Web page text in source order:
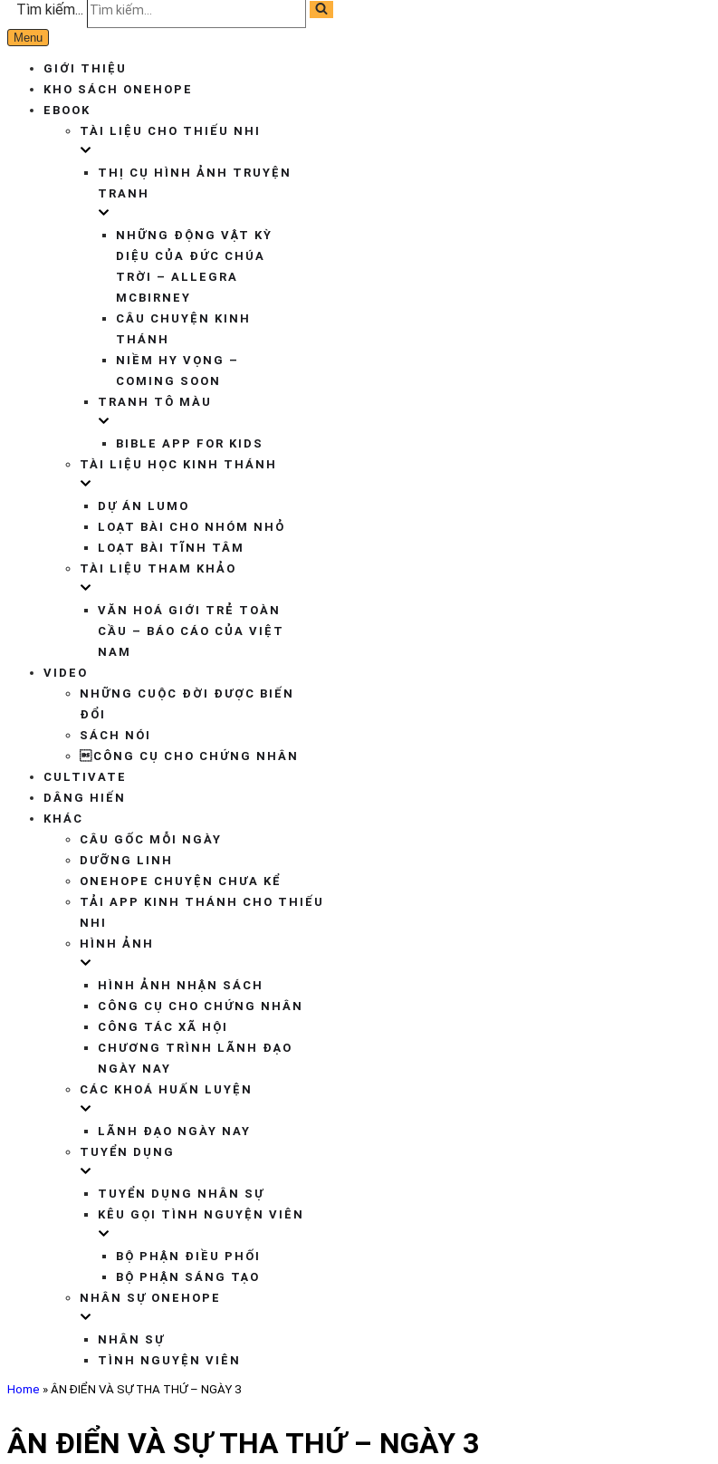
Tìm kiếm...
Menu
GIỚI THIỆU
KHO SÁCH ONEHOPE
EBOOK
TÀI LIỆU CHO THIẾU NHI
THỊ CỤ HÌNH ẢNH TRUYỆN
TRANH
NHỮNG ĐỘNG VẬT KỲ
DIỆU CỦA ĐỨC CHÚA
TRỜI – ALLEGRA
MCBIRNEY
CÂU CHUYỆN KINH
THÁNH
NIỀM HY VỌNG –
COMING SOON
TRANH TÔ MÀU
BIBLE APP FOR KIDS
TÀI LIỆU HỌC KINH THÁNH
DỰ ÁN LUMO
LOẠT BÀI CHO NHÓM NHỎ
LOẠT BÀI TĨNH TÂM
TÀI LIỆU THAM KHẢO
VĂN HOÁ GIỚI TRẺ TOÀN
CẦU – BÁO CÁO CỦA VIỆT
NAM
VIDEO
NHỮNG CUỘC ĐỜI ĐƯỢC BIẾN
ĐỔI
SÁCH NÓI
CÔNG CỤ CHO CHỨNG NHÂN
CULTIVATE
DÂNG HIẾN
KHÁC
CÂU GỐC MỖI NGÀY
DƯỠNG LINH
ONEHOPE CHUYỆN CHƯA KỂ
TẢI APP KINH THÁNH CHO THIẾU
NHI
HÌNH ẢNH
HÌNH ẢNH NHẬN SÁCH
CÔNG CỤ CHO CHỨNG NHÂN
CÔNG TÁC XÃ HỘI
CHƯƠNG TRÌNH LÃNH ĐẠO
NGÀY NAY
CÁC KHOÁ HUẤN LUYỆN
LÃNH ĐẠO NGÀY NAY
TUYỂN DỤNG
TUYỂN DỤNG NHÂN SỰ
KÊU GỌI TÌNH NGUYỆN VIÊN
BỘ PHẬN ĐIỀU PHỐI
BỘ PHẬN SÁNG TẠO
NHÂN SỰ ONEHOPE
NHÂN SỰ
TÌNH NGUYỆN VIÊN
Home » ÂN ĐIỂN VÀ SỰ THA THỨ – NGÀY 3
ÂN ĐIỂN VÀ SỰ THA THỨ – NGÀY 3